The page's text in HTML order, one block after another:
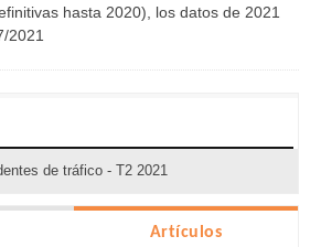
hasta 2020), los datos de 2021
2021
de tráfico - T2 2021
Artículos